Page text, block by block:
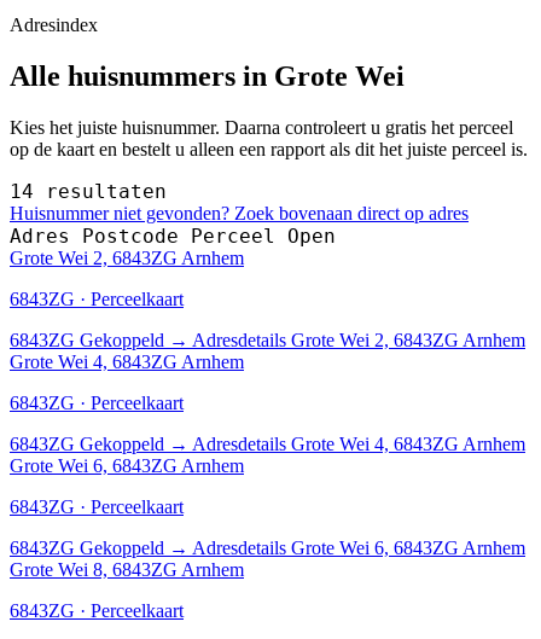
Adresindex
Alle huisnummers in Grote Wei
Kies het juiste huisnummer. Daarna controleert u gratis het perceel
op de kaart en bestelt u alleen een rapport als dit het juiste perceel is.
14 resultaten
Huisnummer niet gevonden? Zoek bovenaan direct op adres
Adres Postcode Perceel Open
Grote Wei 2, 6843ZG Arnhem
6843ZG · Perceelkaart
6843ZG Gekoppeld → Adresdetails Grote Wei 2, 6843ZG Arnhem
Grote Wei 4, 6843ZG Arnhem
6843ZG · Perceelkaart
6843ZG Gekoppeld → Adresdetails Grote Wei 4, 6843ZG Arnhem
Grote Wei 6, 6843ZG Arnhem
6843ZG · Perceelkaart
6843ZG Gekoppeld → Adresdetails Grote Wei 6, 6843ZG Arnhem
Grote Wei 8, 6843ZG Arnhem
6843ZG · Perceelkaart